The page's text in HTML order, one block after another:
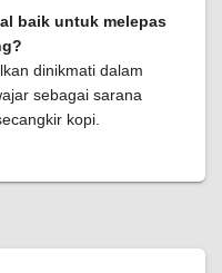
baik untuk melepas
dinikmati dalam
sebagai sarana
kopi.